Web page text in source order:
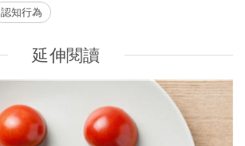
認知行為
延伸閱讀